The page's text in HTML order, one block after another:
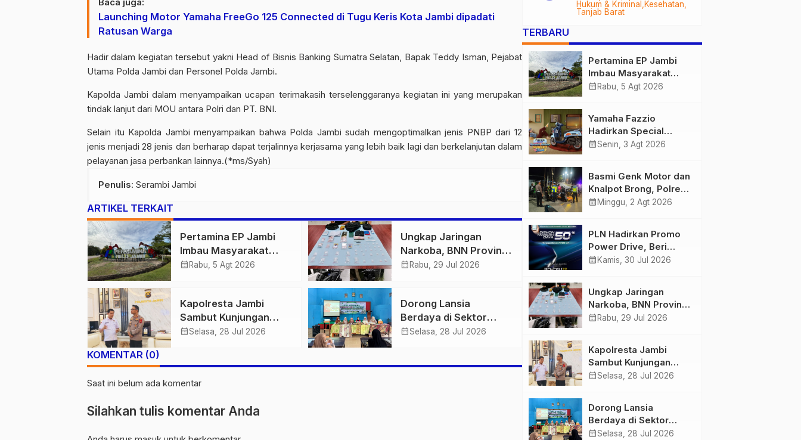
Launching Motor Yamaha FreeGo 125 Connected di Tugu Keris Kota Jambi dipadati
Ratusan Warga
Hadir dalam kegiatan tersebut yakni Head of Bisnis Banking Sumatra Selatan, Bapak Teddy Isman, Pejabat
Utama Polda Jambi dan Personel Polda Jambi.
Kapolda Jambi dalam menyampaikan ucapan terimakasih terselenggaranya kegiatan ini yang merupakan
tindak lanjut dari MOU antara Polri dan PT. BNI.
Selain itu Kapolda Jambi menyampaikan bahwa Polda Jambi sudah mengoptimalkan jenis PNBP dari 12
jenis menjadi 28 jenis dan berharap dapat terjalinnya kerjasama yang lebih baik lagi dan berkelanjutan dalam
pelayanan jasa perbankan lainnya.(*ms/Syah)
Penulis: Serambi Jambi
ARTIKEL TERKAIT
Pertamina EP Jambi
Imbau Masyarakat
Tidak Beraktivitas di
Bersama
calendar_month Rabu, 5 Agt 2026
Ungkap Jaringan
Narkoba, BNN Provinsi
Jambi dan Bea Cukai
Butir Ekstasi dan 146
Gram Sabu
calendar_month Rabu, 29 Jul 2026
Kapolresta Jambi
Sambut Kunjungan
Ketua dan Pengurus
calendar_monthSelasa, 28 Jul 2026
Dorong Lansia
Berdaya di Sektor
Hijau, Pertamina EP
calendar_monthSelasa, 28 Jul 2026
KOMENTAR (0)
Saat ini belum ada komentar
Silahkan tulis komentar Anda
Hukum & Kriminal
Kesehatan
Tanjab Barat
Desak Audit Menyeluruh
TERBARU
Pertamina EP Jambi
Imbau Masyarakat
Tidak Beraktivitas di
Bersama
calendar_month Rabu, 5 Agt 2026
Yamaha Fazzio
Hadirkan Special
Edition Sunset Blue,
Semakin Skena
calendar_monthSenin, 3 Agt 2026
Basmi Genk Motor dan
Knalpot Brong, Polres
Tanjab Barat Amankan
calendar_month Minggu, 2 Agt 2026
PLN Hadirkan Promo
Power Drive, Beri
Diskon Tambah Daya
calendar_month Kamis, 30 Jul 2026
Ungkap Jaringan
Narkoba, BNN Provinsi
Jambi dan Bea Cukai
Butir Ekstasi dan 146
Gram Sabu
calendar_month Rabu, 29 Jul 2026
Kapolresta Jambi
Sambut Kunjungan
Ketua dan Pengurus
Kolaborasi
calendar_monthSelasa, 28 Jul 2026
Dorong Lansia
Berdaya di Sektor
Hijau, Pertamina EP
calendar_monthSelasa, 28 Jul 2026